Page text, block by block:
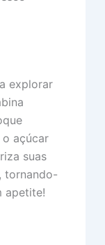
explorar
açúcar
suas
tornando-
apetite!